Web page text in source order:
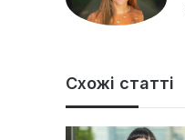
Схожі статті